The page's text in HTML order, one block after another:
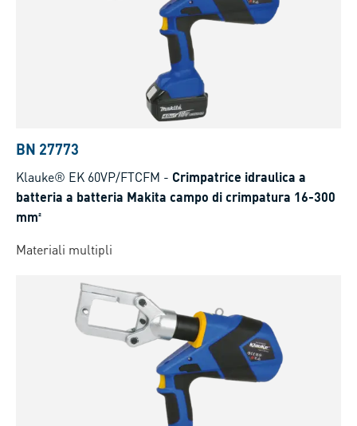
BN 27773
Klauke® EK 60VP/FTCFM - Crimpatrice idraulica a
batteria a batteria Makita campo di crimpatura 16-300
mm²
Materiali multipli